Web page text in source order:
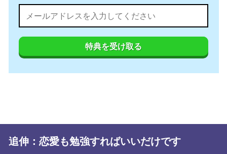
特典を受け取る
追伸：恋愛も勉強すればいいだけです